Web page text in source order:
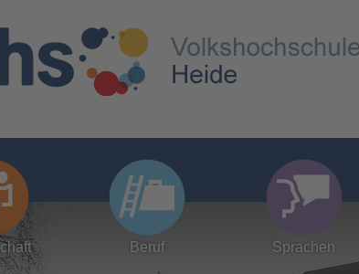
Beruf Sprachen